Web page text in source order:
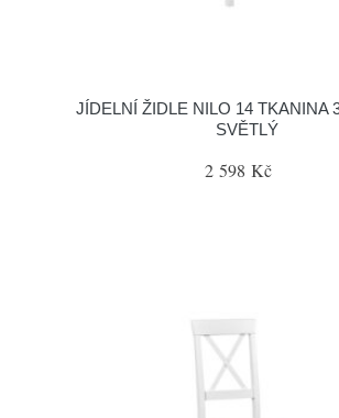
JÍDELNÍ ŽIDLE NILO 14 TKANINA
SVĚTLÝ
2 598 Kč